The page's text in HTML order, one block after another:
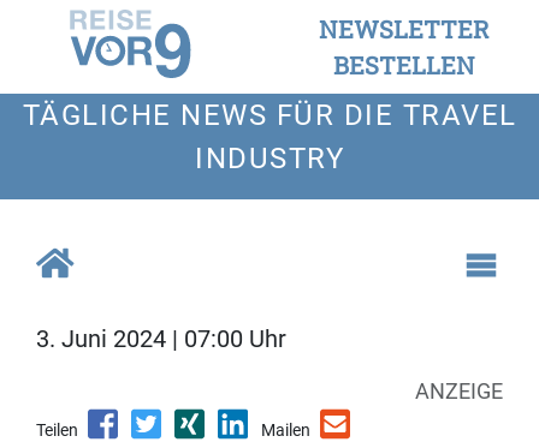
NEWSLETTER
BESTELLEN
TÄGLICHE NEWS FÜR DIE TRAVEL
INDUSTRY
3. Juni 2024 | 07:00 Uhr
ANZEIGE
Teilen Mailen